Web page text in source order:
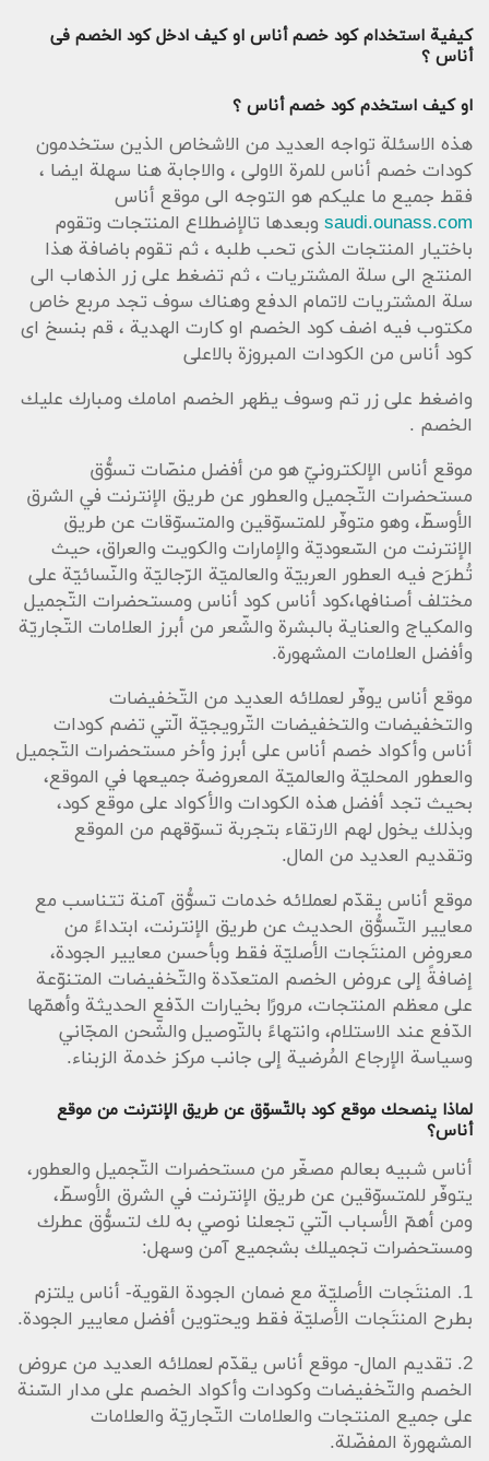
كيفية استخدام كود خصم أناس او كيف ادخل كود الخصم فى
أناس ؟
او كيف استخدم كود خصم أناس ؟
هذه الاسئلة تواجه العديد من الاشخاص الذين ستخدمون
كودات خصم أناس للمرة الاولى ، والاجابة هنا سهلة ايضا ،
فقط جميع ما عليكم هو التوجه الى موقع أناس
saudi.ounass.com وبعدها تالإضطلاع المنتجات وتقوم
باختيار المنتجات الذى تحب طلبه ، ثم تقوم باضافة هذا
المنتج الى سلة المشتريات ، ثم تضغط على زر الذهاب الى
سلة المشتريات لاتمام الدفع وهناك سوف تجد مربع خاص
مكتوب فيه اضف كود الخصم او كارت الهدية ، قم بنسخ اى
كود أناس من الكودات المبروزة بالاعلى
واضغط على زر تم وسوف يظهر الخصم امامك ومبارك عليك
الخصم .
موقع أناس الإلكترونيّ هو من أفضل منصّات تسوُّق
مستحضرات التّجميل والعطور عن طريق الإنترنت في الشرق
الأوسطّ، وهو متوفّر للمتسوّقين والمتسوّقات عن طريق
الإنترنت من السّعوديّة والإمارات والكويت والعراق، حيث
تُطرَح فيه العطور العربيّة والعالميّة الرّجاليّة والنّسائيّة على
مختلف أصنافها،كود أناس كود أناس ومستحضرات التّجميل
والمكياج والعناية بالبشرة والشّعر من أبرز العلامات التّجاريّة
وأفضل العلامات المشهورة.
موقع أناس يوفّر لعملائه العديد من التّخفيضات
والتخفيضات والتخفيضات التّرويجيّة الّتي تضم كودات
أناس وأكواد خصم أناس على أبرز وأخر مستحضرات التّجميل
والعطور المحليّة والعالميّة المعروضة جميعها في الموقع،
بحيث تجد أفضل هذه الكودات والأكواد على موقع كود،
وبذلك يخول لهم الارتقاء بتجربة تسوّقهم من الموقع
وتقديم العديد من المال.
موقع أناس يقدّم لعملائه خدمات تسوُّق آمنة تتناسب مع
معايير التّسوُّق الحديث عن طريق الإنترنت، ابتداءً من
معروض المنتَجات الأصليّة فقط وبأحسن معايير الجودة،
إضافةً إلى عروض الخصم المتعدّدة والتّخفيضات المتنوّعة
على معظم المنتجات، مرورًا بخيارات الدّفع الحديثة وأهمّها
الدّفع عند الاستلام، وانتهاءً بالتّوصيل والشّحن المجّاني
وسياسة الإرجاع المُرضية إلى جانب مركز خدمة الزبناء.
لماذا ينصحك موقع كود بالتّسوّق عن طريق الإنترنت من موقع
أناس؟
أناس شبيه بعالم مصغّر من مستحضرات التّجميل والعطور،
يتوفّر للمتسوّقين عن طريق الإنترنت في الشرق الأوسطّ،
ومن أهمّ الأسباب الّتي تجعلنا نوصي به لك لتسوُّق عطرك
ومستحضرات تجميلك بشجميع آمن وسهل:
1. المنتَجات الأصليّة مع ضمان الجودة القوية- أناس يلتزم
بطرح المنتَجات الأصليّة فقط ويحتوين أفضل معايير الجودة.
2. تقديم المال- موقع أناس يقدّم لعملائه العديد من عروض
الخصم والتّخفيضات وكودات وأكواد الخصم على مدار السّنة
على جميع المنتجات والعلامات التّجاريّة والعلامات
المشهورة المفضّلة.